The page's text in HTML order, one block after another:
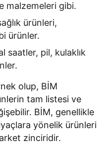
malzemeleri gibi.
ürünleri,
ürünler.
saatler, pil, kulaklık
olup, BİM
tam listesi ve
BİM, genellikle
yönelik ürünleri
zinciridir.